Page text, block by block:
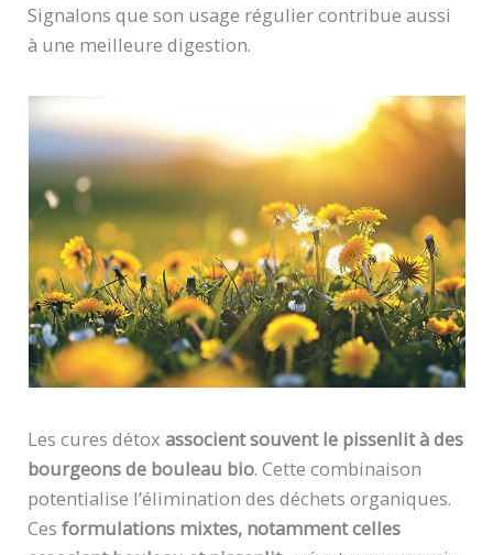
Signalons que son usage régulier contribue aussi
à une meilleure digestion.
Les cures détoxassocient souvent le pissenlit à des
bourgeons de bouleau bio. Cette combinaison
potentialise l’élimination des déchets organiques.
Cesformulations mixtes, notamment celles